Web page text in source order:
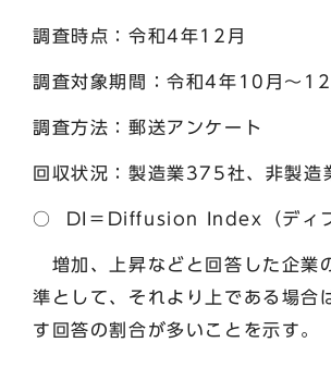
調査時点：令和4年12月
調査対象期間：令和4年10月～
調査方法：郵送アンケート
回収状況：製造業375社、非製
○ DI＝Diffusion Index（ディフ
増加、上昇などと回答した企業
準として、それより上である場合
す回答の割合が多いことを示す。